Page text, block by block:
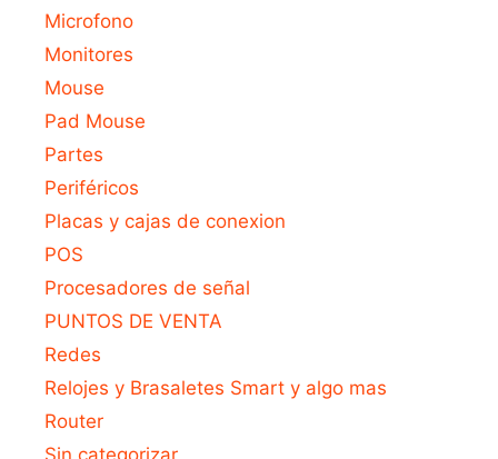
Microfono
Monitores
Mouse
Pad Mouse
Partes
Periféricos
Placas y cajas de conexion
POS
Procesadores de señal
PUNTOS DE VENTA
Redes
Relojes y Brasaletes Smart y algo mas
Router
Sin categorizar